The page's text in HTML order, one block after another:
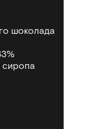
шоколада
сиропа